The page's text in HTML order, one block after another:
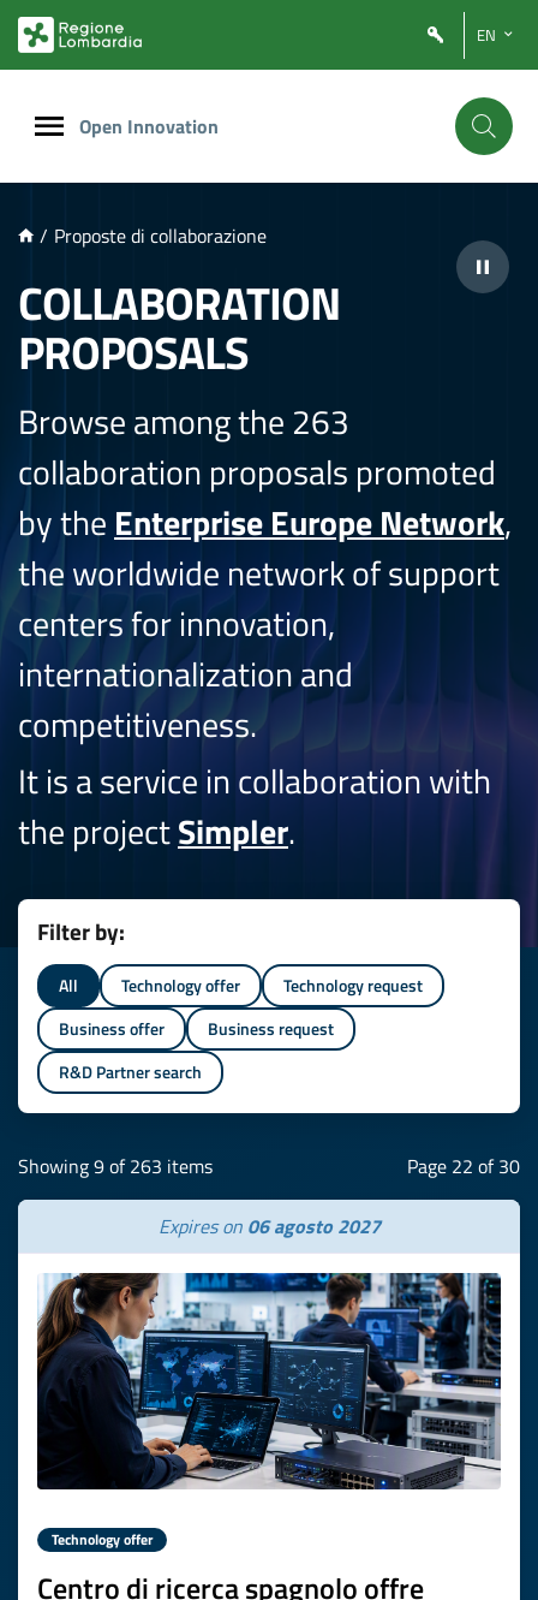
PRINCIPALE
EN
Open Innovation
/ Proposte di collaborazione
COLLABORATION
PROPOSALS
Browse among the 263
collaboration proposals promoted
by the Enterprise Europe Network,
the worldwide network of support
centers for innovation,
internationalization and
competitiveness.
It is a service in collaboration with
the projectSimpler.
Filter by:
All Technology offer
Technology request
Business offer
Business request
R&D Partner search
Showing 9 of 263 items Page 22 of 30
Expires on 06 agosto 2027
Technology offer
Centro di ricerca spagnolo offre